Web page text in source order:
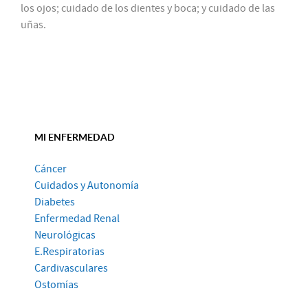
los ojos; cuidado de los dientes y boca; y cuidado de las
uñas.
MI ENFERMEDAD
Cáncer
Cuidados y Autonomía
Diabetes
Enfermedad Renal
Neurológicas
E.Respiratorias
Cardivasculares
Ostomías